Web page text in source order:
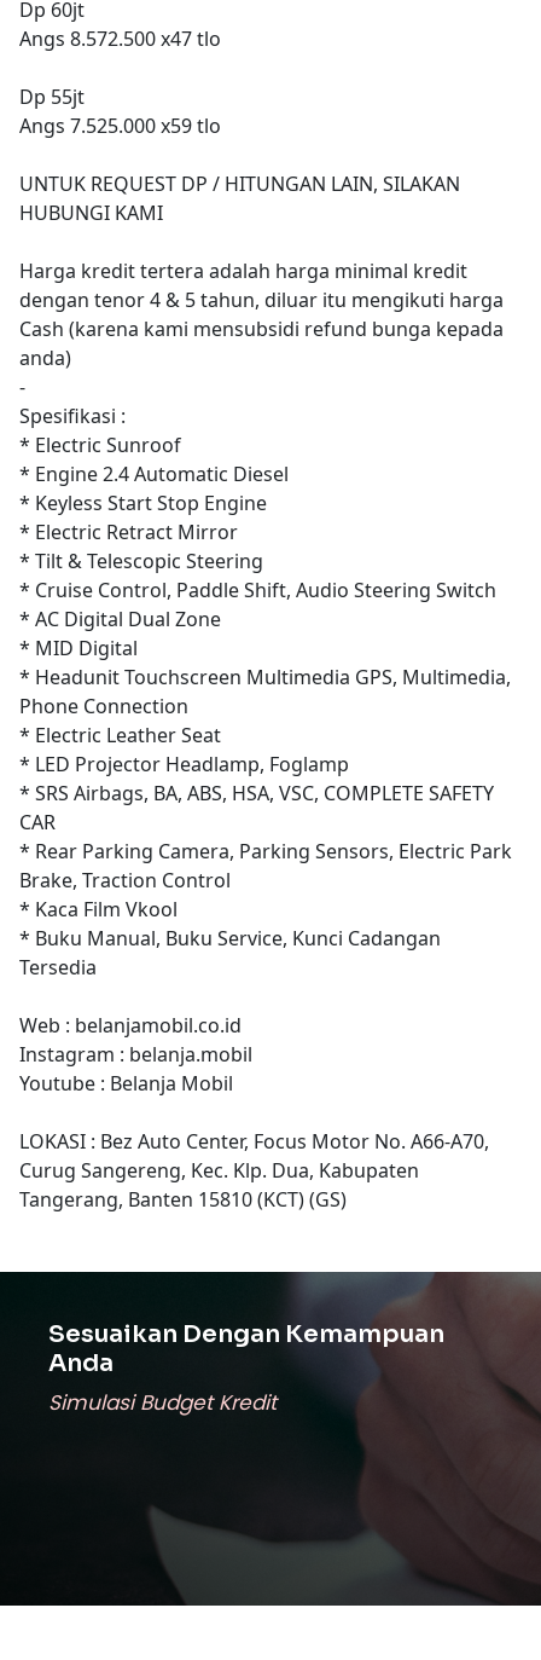
Dp 60jt
Angs 8.572.500 x47 tlo
Dp 55jt
Angs 7.525.000 x59 tlo
UNTUK REQUEST DP / HITUNGAN LAIN, SILAKAN
HUBUNGI KAMI
Harga kredit tertera adalah harga minimal kredit
dengan tenor 4 & 5 tahun, diluar itu mengikuti harga
Cash (karena kami mensubsidi refund bunga kepada
anda)
-
Spesifikasi :
* Electric Sunroof
* Engine 2.4 Automatic Diesel
* Keyless Start Stop Engine
* Electric Retract Mirror
* Tilt & Telescopic Steering
* Cruise Control, Paddle Shift, Audio Steering Switch
* AC Digital Dual Zone
* MID Digital
* Headunit Touchscreen Multimedia GPS, Multimedia,
Phone Connection
* Electric Leather Seat
* LED Projector Headlamp, Foglamp
* SRS Airbags, BA, ABS, HSA, VSC, COMPLETE SAFETY
CAR
* Rear Parking Camera, Parking Sensors, Electric Park
Brake, Traction Control
* Kaca Film Vkool
* Buku Manual, Buku Service, Kunci Cadangan
Tersedia
Web : belanjamobil.co.id
Instagram : belanja.mobil
Youtube : Belanja Mobil
LOKASI : Bez Auto Center, Focus Motor No. A66-A70,
Curug Sangereng, Kec. Klp. Dua, Kabupaten
Tangerang, Banten 15810 (KCT) (GS)
Sesuaikan Dengan Kemampuan
Anda
Simulasi Budget Kredit